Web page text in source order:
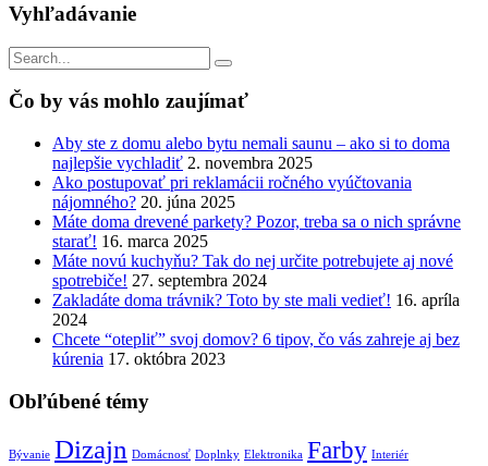
Vyhľadávanie
Vyhľadávanie
pre:
Čo by vás mohlo zaujímať
Aby ste z domu alebo bytu nemali saunu – ako si to doma
najlepšie vychladiť 2. novembra 2025
Ako postupovať pri reklamácii ročného vyúčtovania
nájomného? 20. júna 2025
Máte doma drevené parkety? Pozor, treba sa o nich správne
starať! 16. marca 2025
Máte novú kuchyňu? Tak do nej určite potrebujete aj nové
spotrebiče! 27. septembra 2024
Zakladáte doma trávnik? Toto by ste mali vedieť! 16. apríla
2024
Chcete “otepliť” svoj domov? 6 tipov, čo vás zahreje aj bez
kúrenia 17. októbra 2023
Obľúbené témy
Bývanie Dizajn Domácnosť Doplnky Elektronika Farby Interiér